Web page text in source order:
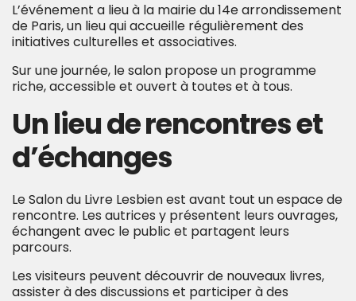
L’événement a lieu à la mairie du 14e arrondissement
de Paris, un lieu qui accueille régulièrement des
initiatives culturelles et associatives.
Sur une journée, le salon propose un programme
riche, accessible et ouvert à toutes et à tous.
Un lieu de rencontres et
d’échanges
Le Salon du Livre Lesbien est avant tout un espace de
rencontre. Les autrices y présentent leurs ouvrages,
échangent avec le public et partagent leurs
parcours.
Les visiteurs peuvent découvrir de nouveaux livres,
assister à des discussions et participer à des